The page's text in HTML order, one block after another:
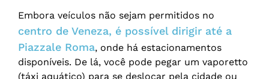
Embora veículos não sejam permitidos no
centro de Veneza, é possível dirigir até a
Piazzale Roma, onde há estacionamentos
disponíveis. De lá, você pode pegar um vaporetto
(táxi aquático) para se deslocar pela cidade ou